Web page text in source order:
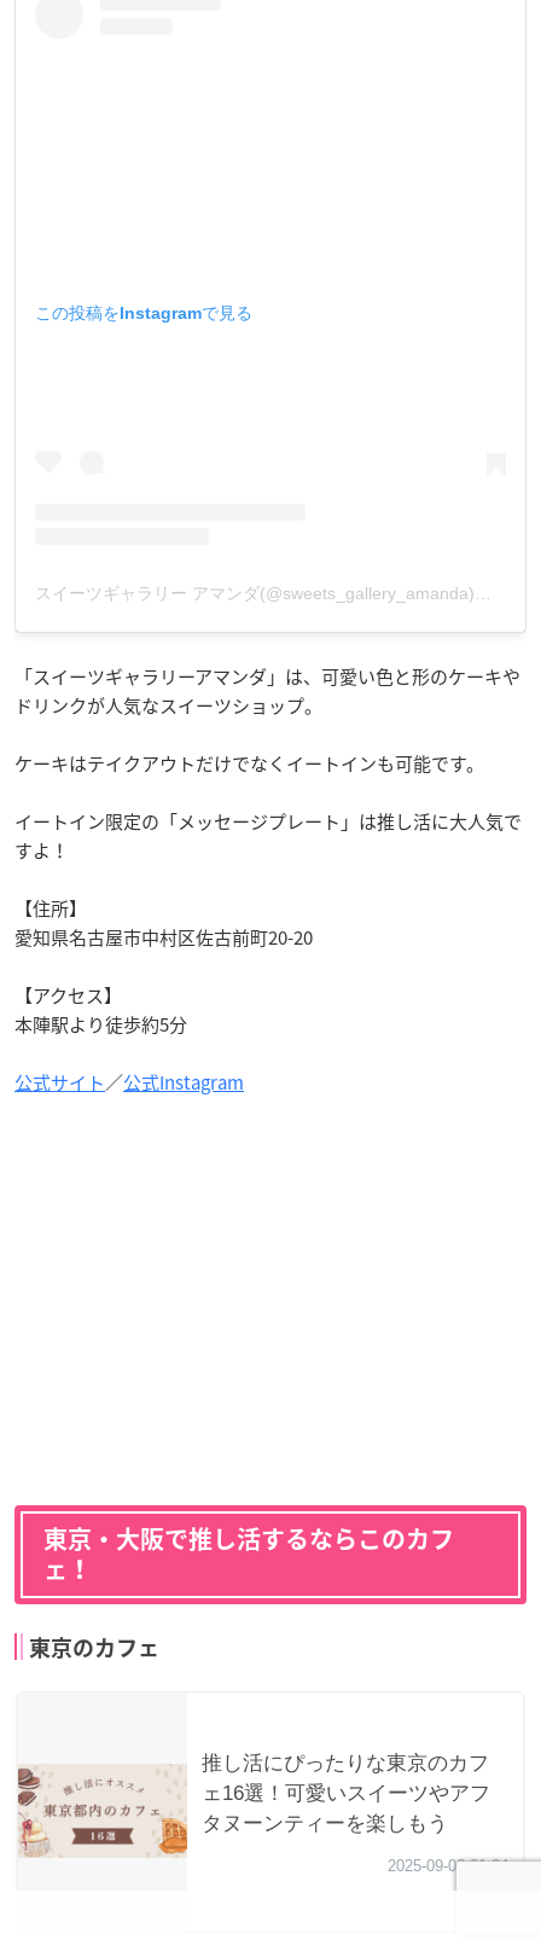
この投稿をInstagramで見る
スイーツギャラリー アマンダ(@sweets_gallery_amanda)がシェアした投稿
「スイーツギャラリーアマンダ」は、可愛い色と形のケーキや
ドリンクが人気なスイーツショップ。
ケーキはテイクアウトだけでなくイートインも可能です。
イートイン限定の「メッセージプレート」は推し活に大人気で
すよ！
【住所】
愛知県名古屋市中村区佐古前町20-20
【アクセス】
本陣駅より徒歩約5分
公式サイト／公式Instagram
東京・大阪で推し活するならこのカフ
ェ！
東京のカフェ